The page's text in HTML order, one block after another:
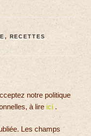
, RECETTES
notre politique
à lire ici .
Les champs